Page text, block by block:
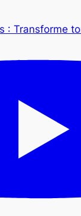
: Transforme